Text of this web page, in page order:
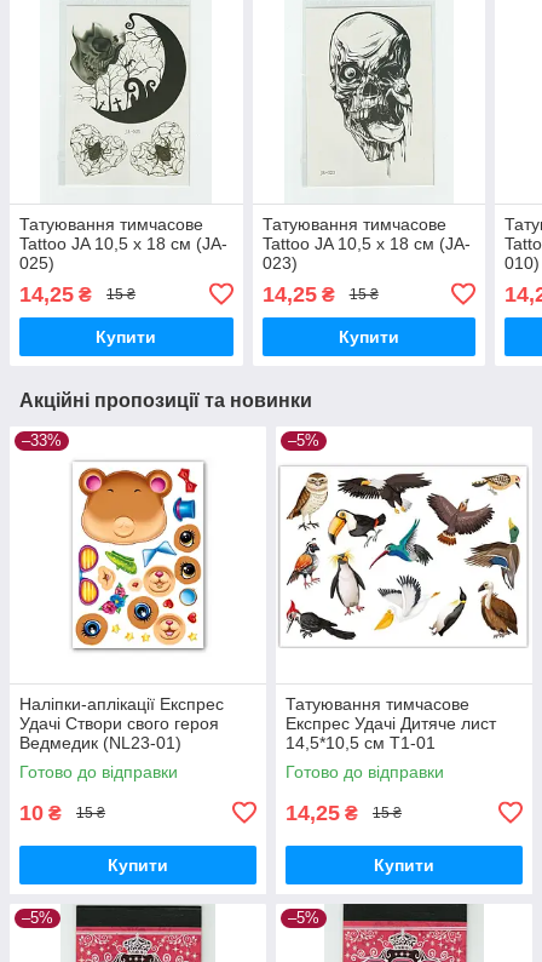
Татуювання тимчасове
Tattoo JA 10,5 х 18 см (JA-
025)
14,25 ₴ 15 ₴
Купити
Татуювання тимчасове
Tattoo JA 10,5 х 18 см (JA-
023)
14,25₴ 15 ₴
Купити
010)
Акційні пропозиції та новинки
–33%
Наліпки-аплікації Експрес
Удачі Створи свого героя
Ведмедик (NL23-01)
Готово до відправки
10 ₴ 15 ₴
Купити
–5%
Татуювання тимчасове
Експрес Удачі Дитяче лист
14,5*10,5 см Т1-01
Готово до відправки
14,25 ₴ 15 ₴
Купити
–5% –5%